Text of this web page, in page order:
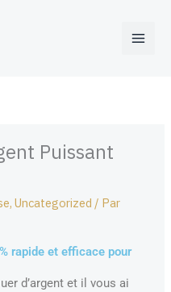
Puissant
,Uncategorized / Par
rapide et efficace pour
d’argent et il vous ai